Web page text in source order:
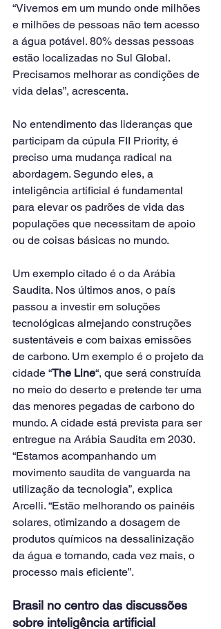
“Vivemos em um mundo onde milhões
e milhões de pessoas não tem acesso
a água potável. 80% dessas pessoas
estão localizadas no Sul Global.
Precisamos melhorar as condições de
vida delas”, acrescenta.
No entendimento das lideranças que
participam da cúpula FII Priority, é
preciso uma mudança radical na
abordagem. Segundo eles, a
inteligência artificial é fundamental
para elevar os padrões de vida das
populações que necessitam de apoio
ou de coisas básicas no mundo.
Um exemplo citado é o da Arábia
Saudita. Nos últimos anos, o país
passou a investir em soluções
tecnológicas almejando construções
sustentáveis e com baixas emissões
de carbono. Um exemplo é o projeto da
cidade “The Line“, que será construída
no meio do deserto e pretende ter uma
das menores pegadas de carbono do
mundo. A cidade está prevista para ser
entregue na Arábia Saudita em 2030.
“Estamos acompanhando um
movimento saudita de vanguarda na
utilização da tecnologia”, explica
Arcelli. “Estão melhorando os painéis
solares, otimizando a dosagem de
produtos químicos na dessalinização
da água e tornando, cada vez mais, o
processo mais eficiente”.
Brasil no centro das discussões
sobre inteligência artificial